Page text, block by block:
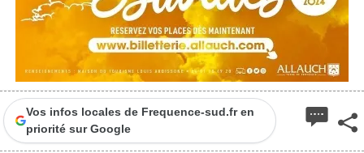
Vos infos locales de Frequence-sud.fr en
priorité sur Google